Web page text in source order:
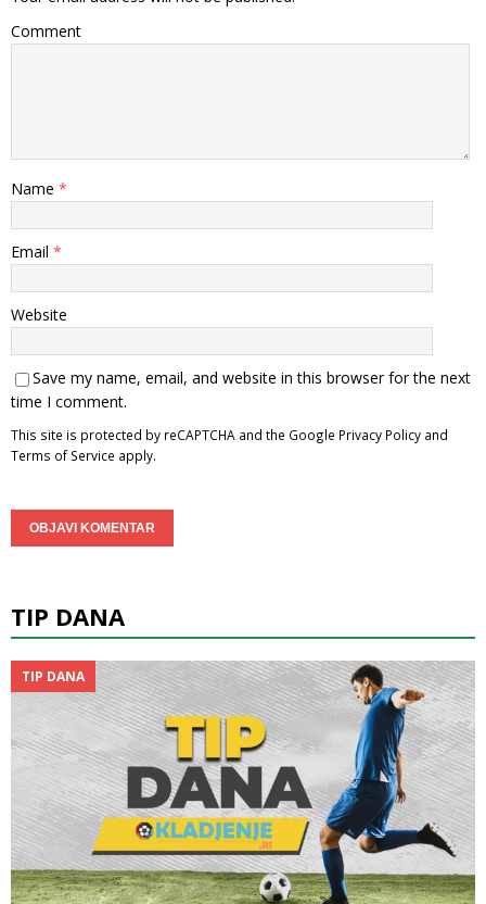
Comment
Name *
Email *
Website
Save my name, email, and website in this browser for the next
time I comment.
This site is protected by reCAPTCHA and the Google Privacy Policy and
Terms of Service apply.
TIP DANA
TIP DANA